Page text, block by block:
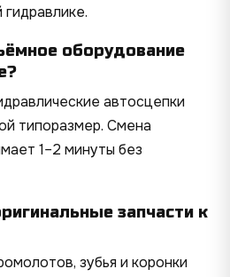
оборудование
автосцепки
типоразмер. Смена
1–2 минуты без
запчасти к
зубья и коронки